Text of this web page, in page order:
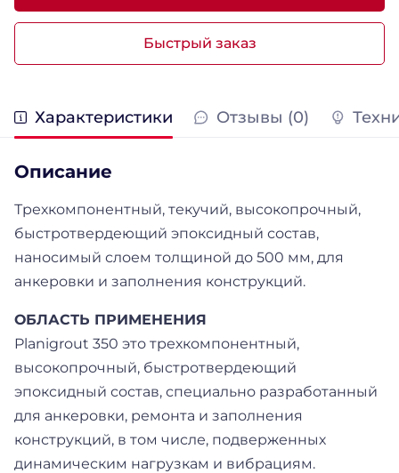
Быстрый заказ
Характеристики Отзывы (0)
Описание
Трехкомпонентный, текучий, высокопрочный,
быстротвердеющий эпоксидный состав,
наносимый слоем толщиной до 500 мм, для
анкеровки и заполнения конструкций.
ОБЛАСТЬ ПРИМЕНЕНИЯ
Planigrout 350 это трехкомпонентный,
высокопрочный, быстротвердеющий
эпоксидный состав, специально разработанный
для анкеровки, ремонта и заполнения
конструкций, в том числе, подверженных
динамическим нагрузкам и вибрациям.